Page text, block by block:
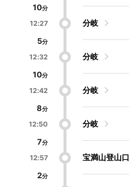
10
12:27
5
分岐
12:32
10
分岐
12:42
8
分岐
12:50
7
分岐
12:57
2
宝満山登山口